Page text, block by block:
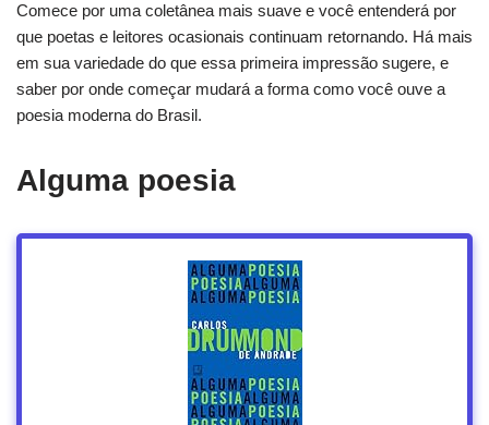
Comece por uma coletânea mais suave e você entenderá por
que poetas e leitores ocasionais continuam retornando. Há mais
em sua variedade do que essa primeira impressão sugere, e
saber por onde começar mudará a forma como você ouve a
poesia moderna do Brasil.
Alguma poesia